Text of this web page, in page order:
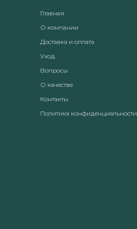
Главная
О компании
Доставка и оплата
Уход
Вопросы
О качестве
Контакты
Политика конфиденциальности